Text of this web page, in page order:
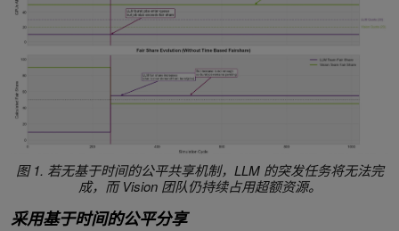
图 1. 若无基于时间的公平共享机制，LLM 的突发任务将无法完
成，而 Vision 团队仍持续占用超额资源。
采用基于时间的公平分享